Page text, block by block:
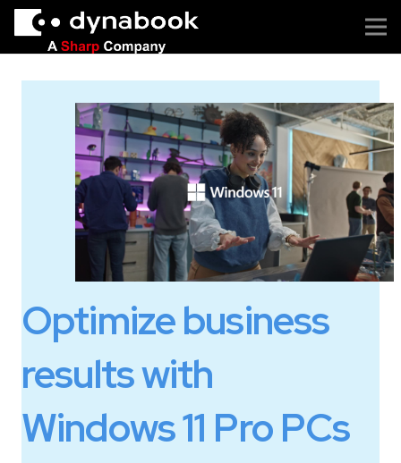
Optimize business
results with
Windows 11 Pro PCs